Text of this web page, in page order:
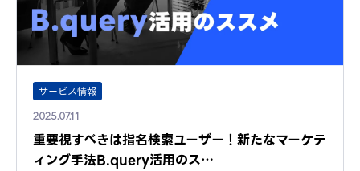
サービス情報
2025.07.11
重要視すべきは指名検索ユーザー！新たなマーケテ
ィング手法B.query活用のス…